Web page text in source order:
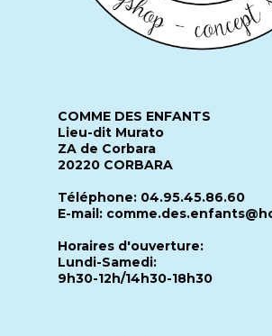
COMME DES ENFANTS
Lieu-dit Murato
ZA de Corbara
20220 CORBARA
Téléphone: 04.95.45.86.60
E-mail:
Horaires d'ouverture:
Lundi-Samedi:
9h30-12h/14h30-18h30